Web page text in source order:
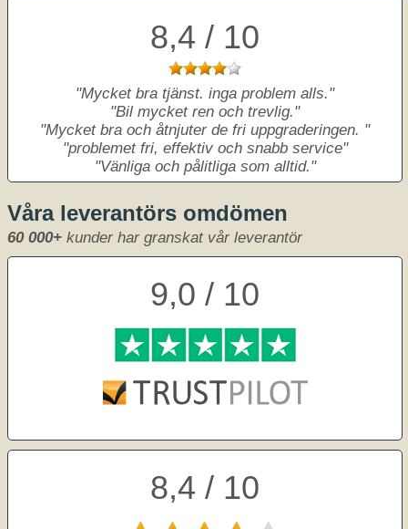
8,4 / 10
Mycket bra tjänst. inga problem alls.
Bil mycket ren och trevlig.
Mycket bra och åtnjuter de fri uppgraderingen.
problemet fri, effektiv och snabb service
Vänliga och pålitliga som alltid.
Våra leverantörs omdömen
60 000+ kunder har granskat vår leverantör
9,0 / 10
8,4 / 10